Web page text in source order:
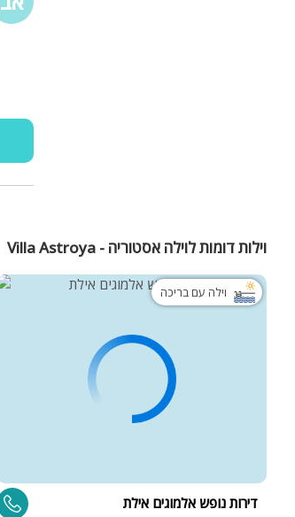
וילות דומות לוילה אסטוריה - Villa Astroya
וילה עם בריכה
דירות נופש אלמוגים אילת